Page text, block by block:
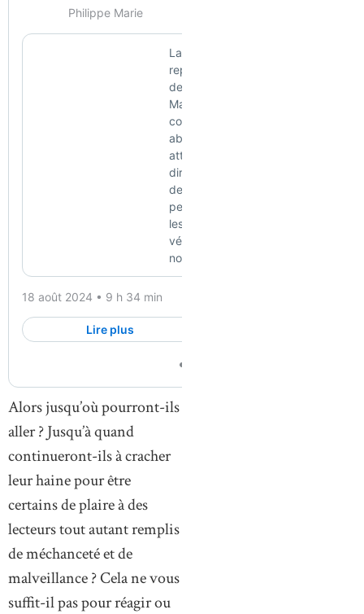
Alors jusqu’où pourront-ils
aller ? Jusqu’à quand
continueront-ils à cracher
leur haine pour être
certains de plaire à des
lecteurs tout autant remplis
de méchanceté et de
malveillance ? Cela ne vous
suffit-il pas pour réagir ou